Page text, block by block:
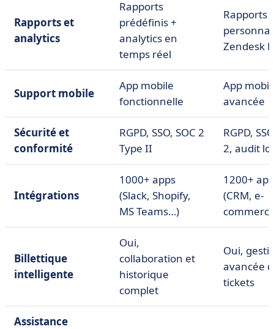
Rapports et
analytics
Rapports
prédéfinis +
analytics en
temps réel
Rapports
Zendesk
Support mobile
App mobile
fonctionnelle
App
avancée
Sécurité et
conformité
RGPD, SSO, SOC 2
Type II
RGPD,
2, audit
Intégrations
1000+ apps
(Slack, Shopify,
MS Teams…)
1200+
(CRM, e-
Billettique
intelligente
Oui,
collaboration et
historique
complet
Oui,
avancée
tickets
Assistance